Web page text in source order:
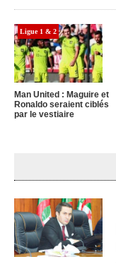
Ligue 1 & 2
Man United : Maguire et
Ronaldo seraient ciblés
par le vestiaire